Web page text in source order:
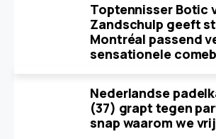
Toptennisser Botic
Zandschulp geeft
Montréal passend
sensationele
Nederlandse
(37) grapt tegen
snap waarom we